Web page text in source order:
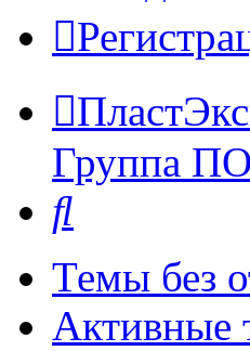
Группа
Темы без
Активные